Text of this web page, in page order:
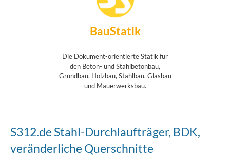
BauStatik
Die Dokument-orientierte Statik für
den Beton- und Stahlbetonbau,
Grundbau, Holzbau, Stahlbau, Glasbau
und Mauerwerksbau.
S312.de Stahl-Durchlaufträger, BDK,
veränderliche Querschnitte